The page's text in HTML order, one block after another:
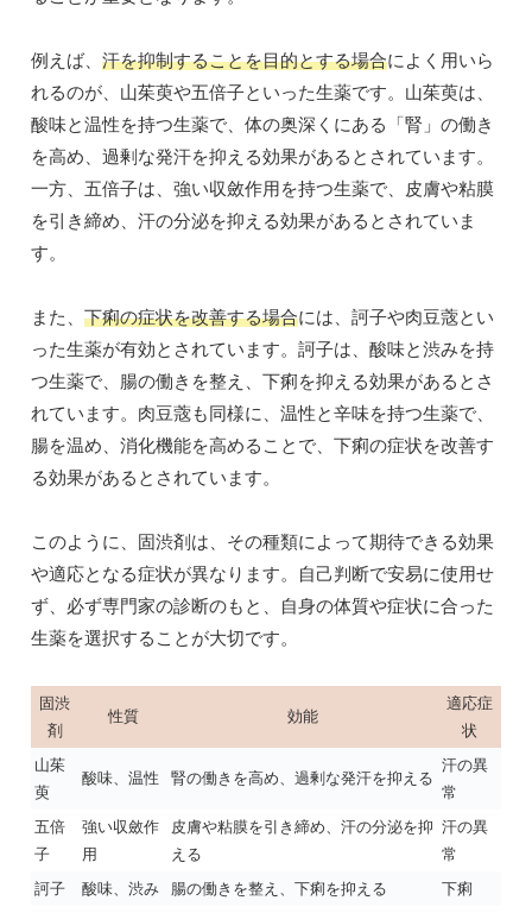
例えば、 汗を抑制することを目的とする場合によく用いら
れるのが、山茱萸や五倍子といった生薬です。山茱萸は、
酸味と温性を持つ生薬で、体の奥深くにある「腎」の働き
を高め、過剰な発汗を抑える効果があるとされています。
一方、五倍子は、強い収斂作用を持つ生薬で、皮膚や粘膜
を引き締め、汗の分泌を抑える効果があるとされていま
す。
また、 下痢の症状を改善する場合には、訶子や肉豆蔲とい
った生薬が有効とされています。訶子は、酸味と渋みを持
つ生薬で、腸の働きを整え、下痢を抑える効果があるとさ
れています。肉豆蔲も同様に、温性と辛味を持つ生薬で、
腸を温め、消化機能を高めることで、下痢の症状を改善す
る効果があるとされています。
このように、固渋剤は、その種類によって期待できる効果
や適応となる症状が異なります。自己判断で安易に使用せ
ず、必ず専門家の診断のもと、自身の体質や症状に合った
生薬を選択することが大切です。
固渋
剤
性質 効能
適応症
状
山茱
萸
酸味、温性 腎の働きを高め、過剰な発汗を抑える
汗の異
常
五倍
子
強い収斂作
用
皮膚や粘膜を引き締め、汗の分泌を抑
える
汗の異
常
訶子
酸味、渋み 腸の働きを整え、下痢を抑える
下痢